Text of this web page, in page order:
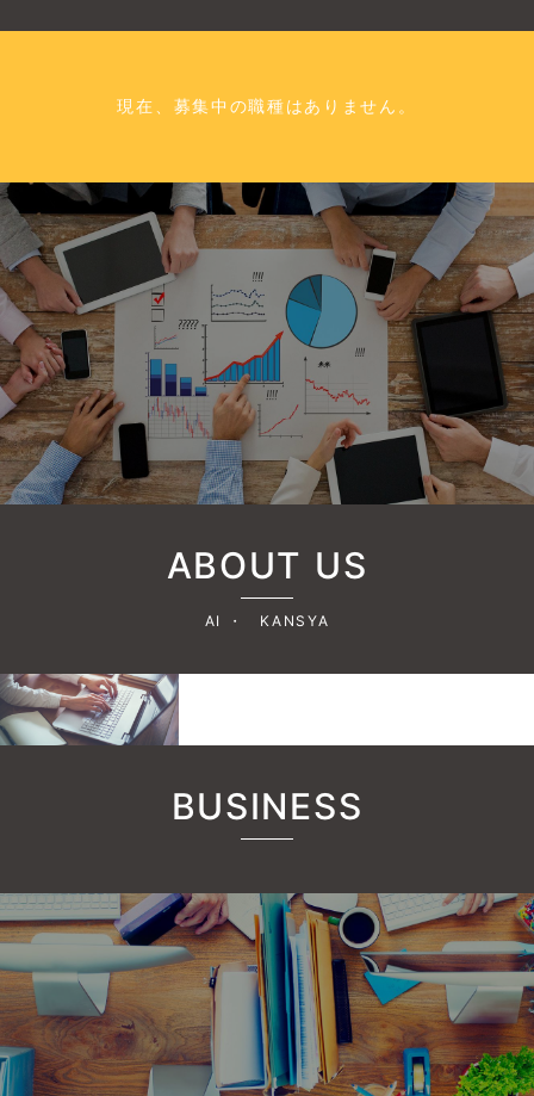
現在、募集中の職種はありません。
ABOUT US
AI ・ KANSYA
BUSINESS